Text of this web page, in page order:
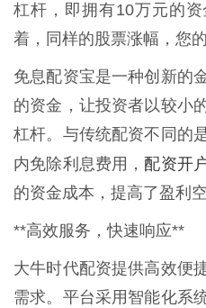
杠杆，即拥有10万元的
着，同样的股票涨幅，您
免息配资宝是一种创新的
的资金，让投资者以较小
杠杆。与传统配资不同的
内免除利息费用， 配资开
的资金成本，提高了盈利空
**高效服务，快速响应**
大牛时代配资提供高效便
需求。平台采用智能化系